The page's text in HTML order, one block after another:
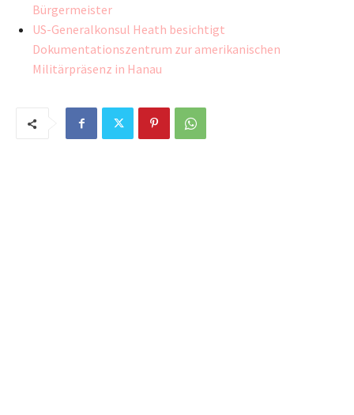
Bürgermeister
US-Generalkonsul Heath besichtigt
Dokumentationszentrum zur amerikanischen
Militärpräsenz in Hanau